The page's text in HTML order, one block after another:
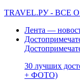
TRAVEL.РУ -
Лента —
30 лучших
+ ФОТО)